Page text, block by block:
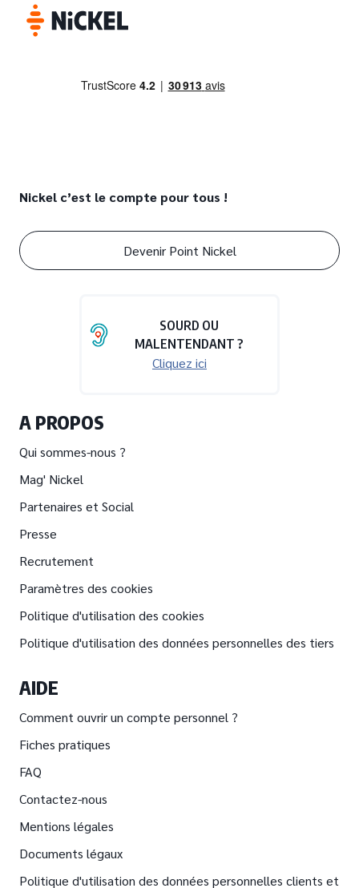
Nickel c’est le compte pour tous !
A PROPOS
Qui sommes-nous ?
Mag' Nickel
Partenaires et Social
Presse
Recrutement
Paramètres des cookies
Politique d'utilisation des cookies
Politique d'utilisation des données personnelles des tiers
AIDE
Comment ouvrir un compte personnel ?
Fiches pratiques
FAQ
Contactez-nous
Mentions légales
Documents légaux
Politique d'utilisation des données personnelles clients et
Devenir Point Nickel
SOURD OU
MALENTENDANT ?
Cliquez ici